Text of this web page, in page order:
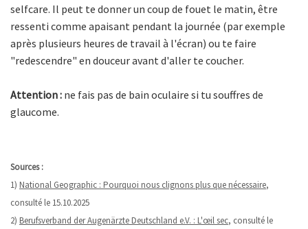
selfcare. Il peut te donner un coup de fouet le matin, être
ressenti comme apaisant pendant la journée (par exemple
après plusieurs heures de travail à l'écran) ou te faire
"redescendre" en douceur avant d'aller te coucher.
Attention : ne fais pas de bain oculaire si tu souffres de
glaucome.
Sources :
1) National Geographic : Pourquoi nous clignons plus que nécessaire,
consulté le 15.10.2025
2) Berufsverband der Augenärzte Deutschland e.V. : L'œil sec, consulté le